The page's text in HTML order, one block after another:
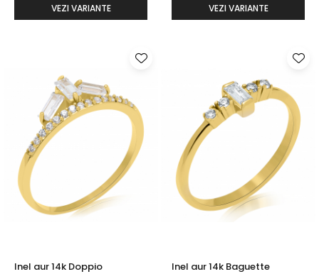
VEZI VARIANTE VEZI VARIANTE
Inel aur 14k Doppio
Inel aur 14k Baguette